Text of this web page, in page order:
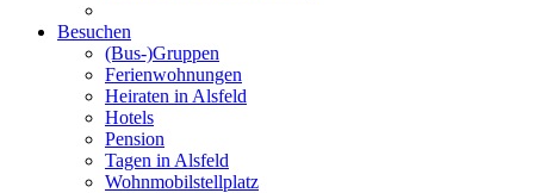
Besuchen
(Bus-)Gruppen
Ferienwohnungen
Heiraten in Alsfeld
Hotels
Pension
Tagen in Alsfeld
Wohnmobilstellplatz